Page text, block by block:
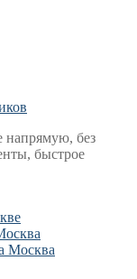
напрямую, без
быстрое
Москва